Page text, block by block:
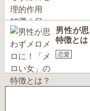
男性が
特徴と
恋愛